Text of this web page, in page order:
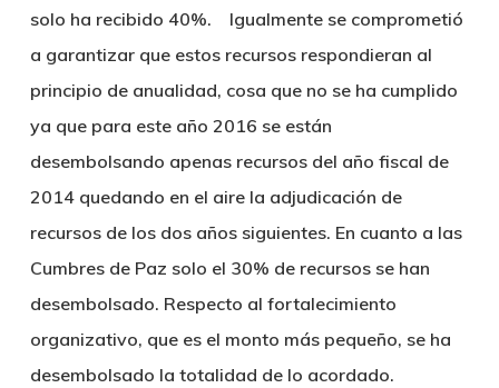
solo ha recibido 40%. Igualmente se comprometió
a garantizar que estos recursos respondieran al
principio de anualidad, cosa que no se ha cumplido
ya que para este año 2016 se están
desembolsando apenas recursos del año fiscal de
2014 quedando en el aire la adjudicación de
recursos de los dos años siguientes. En cuanto a las
Cumbres de Paz solo el 30% de recursos se han
desembolsado. Respecto al fortalecimiento
organizativo, que es el monto más pequeño, se ha
desembolsado la totalidad de lo acordado.